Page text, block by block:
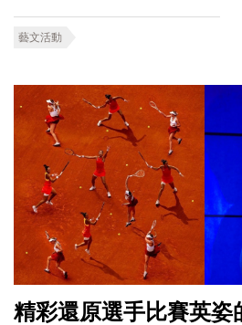
藝文活動
精彩還原選手比賽英姿